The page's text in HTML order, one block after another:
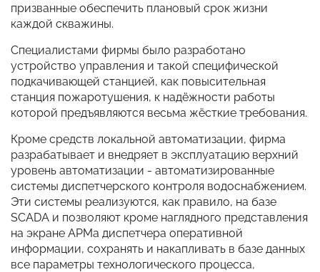
призванные обеспечить плановый срок жизни
каждой скважины.
Специалистами фирмы было разработано
устройство управления и такой специфической
подкачивающей станцией, как повысительная
станция пожаротушения, к надёжности работы
которой предъявляются весьма жёсткие требования.
Кроме средств локальной автоматизации, фирма
разрабатывает и внедряет в эксплуатацию верхний
уровень автоматизации - автоматизированные
системы диспетчерского контроля водоснабжением.
Эти системы реализуются, как правило, на базе
SCADA и позволяют кроме наглядного представления
на экране АРМа диспетчера оперативной
информации, сохранять и накапливать в базе данных
все параметры технологического процесса,